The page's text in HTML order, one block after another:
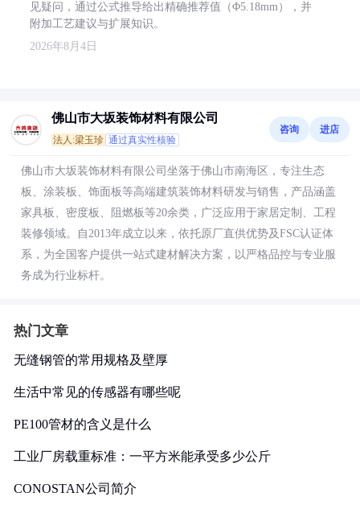
见疑问，通过公式推导给出精确推荐值（Φ5.18mm），并
附加工艺建议与扩展知识。
2026年8月4日
佛山市大坂装饰材料有限公司
法人:梁玉珍 通过真实性核验
咨询 进店
佛山市大坂装饰材料有限公司坐落于佛山市南海区，专注生态
板、涂装板、饰面板等高端建筑装饰材料研发与销售，产品涵盖
家具板、密度板、阻燃板等20余类，广泛应用于家居定制、工程
装修领域。自2013年成立以来，依托原厂直供优势及FSC认证体
系，为全国客户提供一站式建材解决方案，以严格品控与专业服
务成为行业标杆。
热门文章
无缝钢管的常用规格及壁厚
生活中常见的传感器有哪些呢
PE100管材的含义是什么
工业厂房载重标准：一平方米能承受多少公斤
CONOSTAN公司简介